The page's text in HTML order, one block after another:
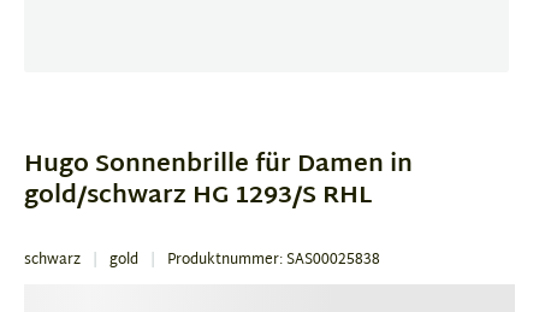
4
Hugo Sonnenbrille für Damen in
gold/schwarz HG 1293/S RHL
schwarz gold Produktnummer: SAS00025838